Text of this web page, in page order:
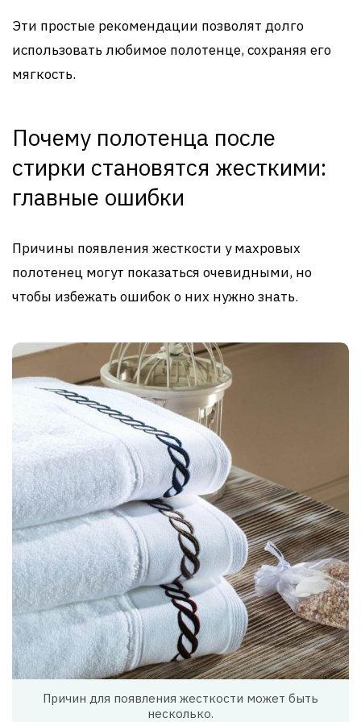
Эти простые рекомендации позволят долго
использовать любимое полотенце, сохраняя его
мягкость.
Почему полотенца после
стирки становятся жесткими:
главные ошибки
Причины появления жесткости у махровых
полотенец могут показаться очевидными, но
чтобы избежать ошибок о них нужно знать.
Причин для появления жесткости может быть
несколько.